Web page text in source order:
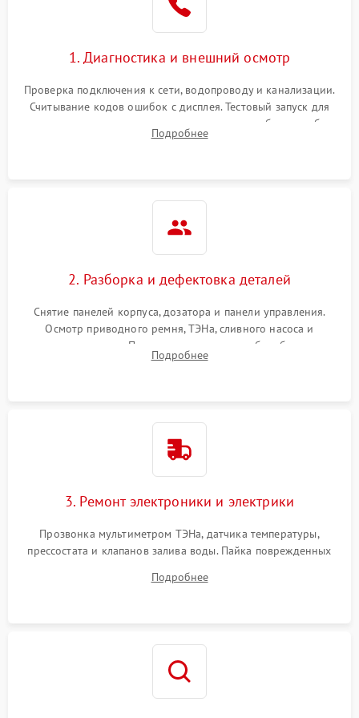
1. Диагностика и внешний осмотр
Проверка подключения к сети, водопроводу и канализации.
Считывание кодов ошибок с дисплея. Тестовый запуск для
выявления посторонних шумов, протечек или сбоев в работе
электронного модуля управления.
Подробнее
2. Разборка и дефектовка деталей
Снятие панелей корпуса, дозатора и панели управления.
Осмотр приводного ремня, ТЭНа, сливного насоса и
амортизаторов. Проверка подшипников барабана и
крестовины на износ, а манжеты люка на разрывы.
Подробнее
3. Ремонт электроники и электрики
Прозвонка мультиметром ТЭНа, датчика температуры,
прессостата и клапанов залива воды. Пайка поврежденных
Восстановление целостности проводки и контактов.
Подробнее